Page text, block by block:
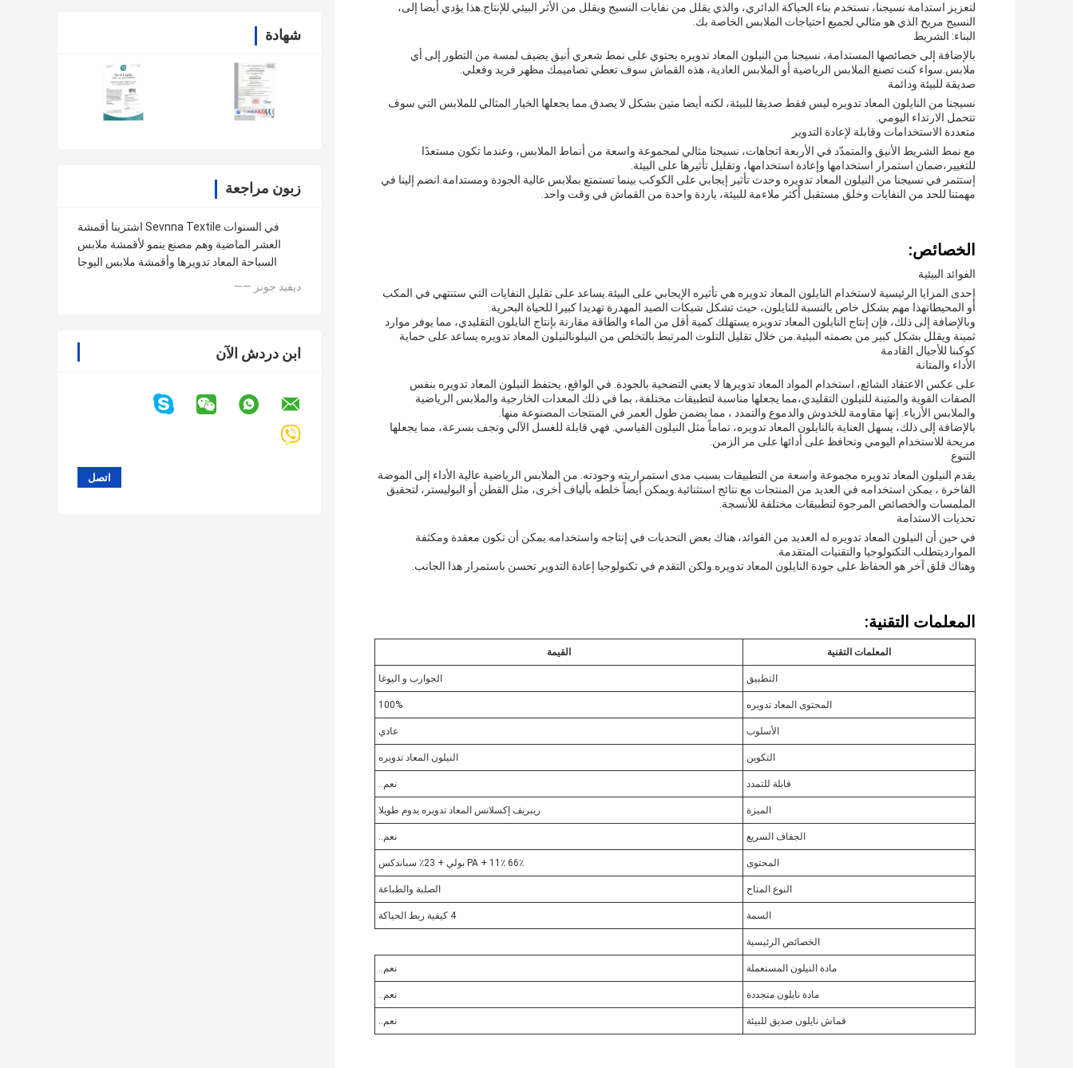
شهادة
زبون مراجعة
اشترينا أقمشة Sevnna Textile في السنوات
العشر الماضية وهم مصنع ينمو لأقمشة ملابس
السباحة المعاد تدويرها وأقمشة ملابس اليوجا
—— ديفيد جونز
ابن دردش الآن
لتعزيز استدامة نسيجنا، نستخدم بناء الحياكة الدائري، والذي يقلل من نفايات النسيج ويقلل من الأثر البيئي للإنتاج.هذا يؤدي أيضا إلى،
النسيج مريح الذي هو مثالي لجميع احتياجات الملابس الخاصة بك.
البناء: الشريط
بالإضافة إلى خصائصها المستدامة، نسيجنا من النيلون المعاد تدويره يحتوي على نمط شعري أنيق يضيف لمسة من التطور إلى أي
ملابس.سواء كنت تصنع الملابس الرياضية أو الملابس العادية، هذه القماش سوف تعطي تصاميمك مظهر فريد وفعلي.
صديقة للبيئة ودائمة
نسيجنا من النايلون المعاد تدويره ليس فقط صديقا للبيئة، لكنه أيضا متين بشكل لا يصدق.مما يجعلها الخيار المثالي للملابس التي سوف
تتحمل الارتداء اليومي.
متعددة الاستخدامات وقابلة لإعادة التدوير
مع نمط الشريط الأنيق والمتمدّد في الأربعة اتجاهات، نسيجنا مثالي لمجموعة واسعة من أنماط الملابس، وعندما تكون مستعدًا
للتغيير،ضمان استمرار استخدامها وإعادة استخدامها، وتقليل تأثيرها على البيئة.
إستثمر في نسيجنا من النيلون المعاد تدويره وحدث تأثير إيجابي على الكوكب بينما تستمتع بملابس عالية الجودة ومستدامة.انضم إلينا في
مهمتنا للحد من النفايات وخلق مستقبل أكثر ملاءمة للبيئة، ياردة واحدة من القماش في وقت واحد.
الخصائص:
الفوائد البيئية
إحدى المزايا الرئيسية لاستخدام النايلون المعاد تدويره هي تأثيره الإيجابي على البيئة.يساعد على تقليل النفايات التي ستنتهي في المكب
أو المحيطاتهذا مهم بشكل خاص بالنسبة للنايلون، حيث تشكل شبكات الصيد المهدرة تهديدا كبيرا للحياة البحرية.
وبالإضافة إلى ذلك، فإن إنتاج النايلون المعاد تدويره يستهلك كمية أقل من الماء والطاقة مقارنة بإنتاج النايلون التقليدي، مما يوفر موارد
ثمينة ويقلل بشكل كبير من بصمته البيئية.من خلال تقليل التلوث المرتبط بالتخلص من النيلونالنيلون المعاد تدويره يساعد على حماية
كوكبنا للأجيال القادمة
الأداء والمتانة
على عكس الاعتقاد الشائع، استخدام المواد المعاد تدويرها لا يعني التضحية بالجودة. في الواقع، يحتفظ النيلون المعاد تدويره بنفس
الصفات القوية والمتينة للنيلون التقليدي،مما يجعلها مناسبة لتطبيقات مختلفة، بما في ذلك المعدات الخارجية والملابس الرياضية
والملابس الأزياء. إنها مقاومة للخدوش والدموع والتمدد ، مما يضمن طول العمر في المنتجات المصنوعة منها.
بالإضافة إلى ذلك، يسهل العناية بالنايلون المعاد تدويره، تماماً مثل النيلون القياسي. فهي قابلة للغسل الآلي وتجف بسرعة، مما يجعلها
مريحة للاستخدام اليومي وتحافظ على أدائها على مر الزمن.
التنوع
يقدم النيلون المعاد تدويره مجموعة واسعة من التطبيقات بسبب مدى استمراريته وجودته. من الملابس الرياضية عالية الأداء إلى الموضة
الفاخرة ، يمكن استخدامه في العديد من المنتجات مع نتائج استثنائية.ويمكن أيضاً خلطه بألياف أخرى، مثل القطن أو البوليستر، لتحقيق
الملمسات والخصائص المرجوة لتطبيقات مختلفة للأنسجة.
تحديات الاستدامة
في حين أن النيلون المعاد تدويره له العديد من الفوائد، هناك بعض التحديات في إنتاجه واستخدامه.يمكن أن تكون معقدة ومكثفة
الموارديتطلب التكنولوجيا والتقنيات المتقدمة.
وهناك قلق آخر هو الحفاظ على جودة النايلون المعاد تدويره.ولكن التقدم في تكنولوجيا إعادة التدوير تحسن باستمرار هذا الجانب.
المعلمات التقنية:
المعلمات التقنية القيمة
التطبيق الجوارب و اليوغا
المحتوى المعاد تدويره 100%
الأسلوب عادي
التكوين النيلون المعاد تدويره
قابلة للتمدد نعم..
الميزة ريبريف إكسلانس المعاد تدويره يدوم طويلا
الجفاف السريع نعم..
المحتوى 66٪ PA + 11٪ بولي + 23٪ سباندكس
النوع المتاح الصلبة والطباعة
السمة 4 كيفية ربط الحياكة
الخصائص الرئيسية
مادة النيلون المستعملة نعم..
مادة نايلون متجددة نعم..
قماش نايلون صديق للبيئة نعم..